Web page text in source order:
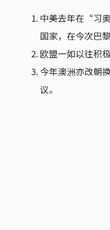
中美去年在“习
国家，在今次巴
欧盟一如以往积
今年澳洲亦改朝
议。